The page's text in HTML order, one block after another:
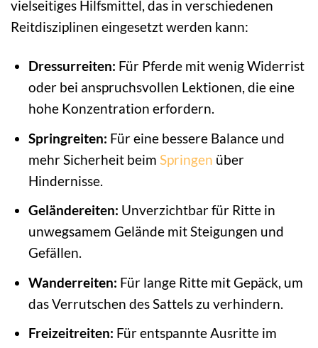
vielseitiges Hilfsmittel, das in verschiedenen
Reitdisziplinen eingesetzt werden kann:
Dressurreiten: Für Pferde mit wenig Widerrist
oder bei anspruchsvollen Lektionen, die eine
hohe Konzentration erfordern.
Springreiten: Für eine bessere Balance und
mehr Sicherheit beim Springen über
Hindernisse.
Geländereiten: Unverzichtbar für Ritte in
unwegsamem Gelände mit Steigungen und
Gefällen.
Wanderreiten: Für lange Ritte mit Gepäck, um
das Verrutschen des Sattels zu verhindern.
Freizeitreiten: Für entspannte Ausritte im